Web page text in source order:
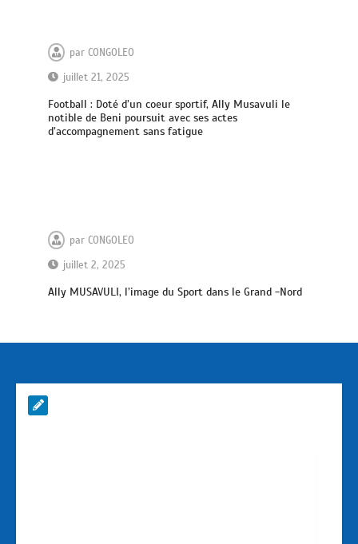
parCONGOLEO
juillet 21, 2025
Football : Doté d’un coeur sportif, Ally Musavuli le
notible de Beni poursuit avec ses actes
d’accompagnement sans fatigue
parCONGOLEO
juillet 2, 2025
Ally MUSAVULI, l’image du Sport dans le Grand -Nord